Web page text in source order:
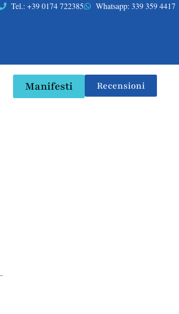
Tel.: +39 0174 722385 Whatsapp: 339 359 4417
Manifesti Recensioni